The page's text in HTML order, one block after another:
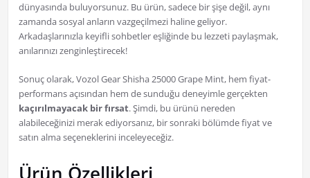
dünyasında buluyorsunuz. Bu ürün, sadece bir şişe değil, aynı
zamanda sosyal anların vazgeçilmezi haline geliyor.
Arkadaşlarınızla keyifli sohbetler eşliğinde bu lezzeti paylaşmak,
anılarınızı zenginleştirecek!
Sonuç olarak, Vozol Gear Shisha 25000 Grape Mint, hem fiyat-
performans açısından hem de sunduğu deneyimle gerçekten
kaçırılmayacak bir fırsat. Şimdi, bu ürünü nereden
alabileceğinizi merak ediyorsanız, bir sonraki bölümde fiyat ve
satın alma seçeneklerini inceleyeceğiz.